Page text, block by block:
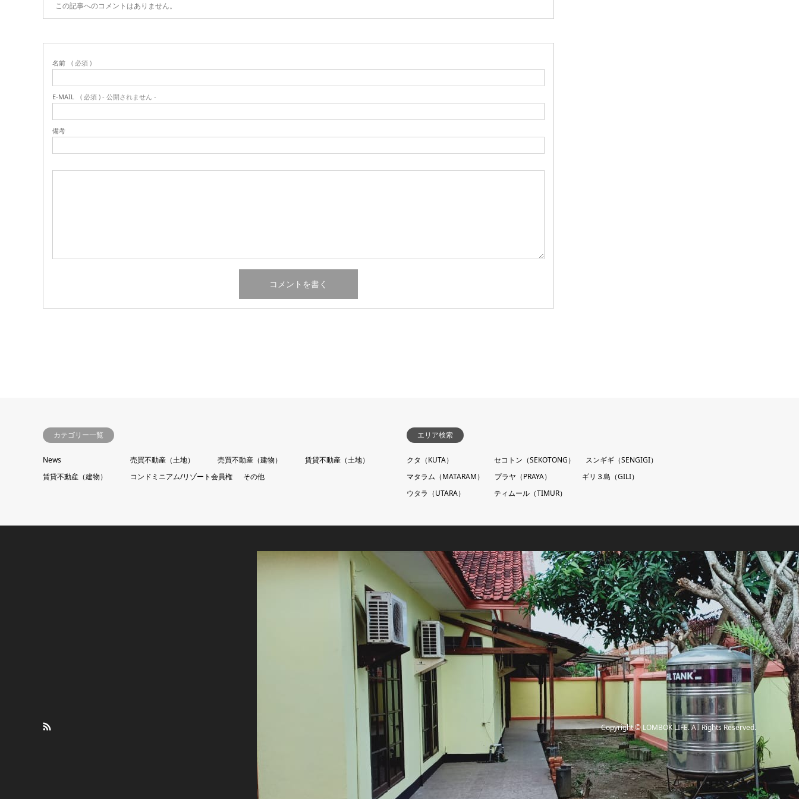
この記事へのコメントはありません。
名前 ( 必須 )
E-MAIL ( 必須 ) - 公開されません -
備考
カテゴリー一覧
News 売買不動産（土地） 売買不動産（建物）
賃貸不動産（土地）
賃貸不動産（建物）
コンドミニアム/リゾート会員権 その他
エリア検索
クタ（KUTA） セコトン（SEKOTONG）
スンギギ（SENGIGI）
マタラム（MATARAM）
プラヤ（PRAYA）
ギリ３島（GILI）
ウタラ（UTARA）
ティムール（TIMUR）
Copyright© LOMBOK LIFE. All Rights Reserved.